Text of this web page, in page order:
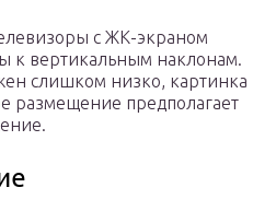
с ЖК-экраном
к вертикальным наклонам.
слишком низко, картинка
размещение предполагает